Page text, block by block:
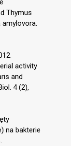
Thymus
amylovora.
activity
and
4 (2),
na bakterie